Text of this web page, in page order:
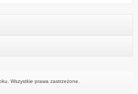
Wszystkie prawa zastrzeżone.